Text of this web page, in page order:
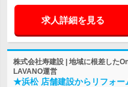
求人詳細を見る
株式会社寿建設 | 地域に根差した
LAVANO運営
★浜松 店舗建設からリフォ